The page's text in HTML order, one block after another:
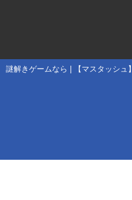
謎解きゲームなら | 【マスタッシュ】